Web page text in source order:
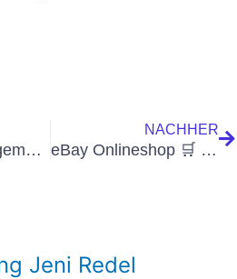
🛠 Projektmanagement für das Webdesign 🚀
NACHHER
eBay Onlineshop 🛒 Eigener Online-Shop oder Amazon Marketplace & eBay
Jeni Redel